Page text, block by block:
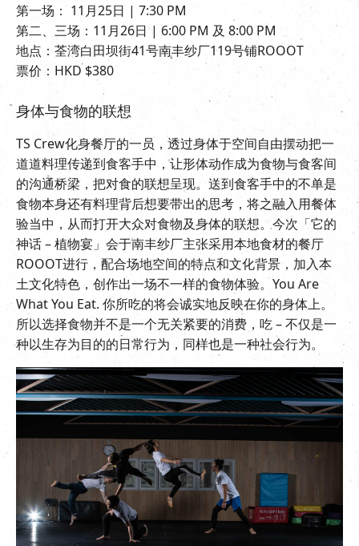
第一场： 11月25日 | 7:30 PM
第二、三场：11月26日 | 6:00 PM 及 8:00 PM
地点：荃湾白田坝街41号南丰纱厂119号铺ROOOT
票价：HKD $380
身体与食物的联想
TS Crew化身餐厅的一员，透过身体于空间自由摆动把一
道道料理传递到食客手中，让形体动作成为食物与食客间
的沟通桥梁，把对食的联想呈现。送到食客手中的不单是
食物本身还有料理背后想要带出的思考，将之融入用餐体
验当中，从而打开大众对食物及身体的联想。今次「它的
神话 – 植物宴」会于南丰纱厂主张采用本地食材的餐厅
ROOOT进行，配合场地空间的特点和文化背景，加入本
土文化特色，创作出一场不一样的食物体验。You Are
What You Eat. 你所吃的将会诚实地反映在你的身体上。
所以选择食物并不是一个无关紧要的消费，吃 – 不仅是一
种以生存为目的的日常行为，同样也是一种社会行为。